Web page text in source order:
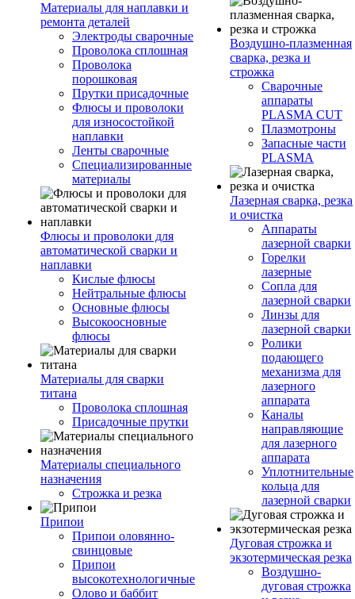
Материалы для наплавки и
ремонта деталей
Электроды сварочные
Проволока сплошная
Проволока
порошковая
Прутки присадочные
Флюсы и проволоки
для износостойкой
наплавки
Ленты сварочные
Специализированные
материалы
Флюсы и проволоки для
автоматической сварки и
наплавки
Кислые флюсы
Нейтральные флюсы
Основные флюсы
Высокоосновные
флюсы
Материалы для сварки
титана
Проволока сплошная
Присадочные прутки
Материалы специального
назначения
Строжка и резка
Припои
Припои оловянно-
свинцовые
Припои
высокотехнологичные
Олово и баббит
Воздушно-плазменная
сварка, резка и
строжка
Сварочные
аппараты
PLASMA CUT
Плазмотроны
Запасные части
PLASMA
Лазерная сварка, резка
и очистка
Аппараты
лазерной сварки
Горелки
лазерные
Сопла для
лазерной сварки
Линзы для
лазерной сварки
Ролики
подающего
механизма для
лазерного
аппарата
Каналы
направляющие
для лазерного
аппарата
Уплотнительные
кольца для
лазерной сварки
Дуговая строжка и
экзотермическая резка
Воздушно-
дуговая строжка